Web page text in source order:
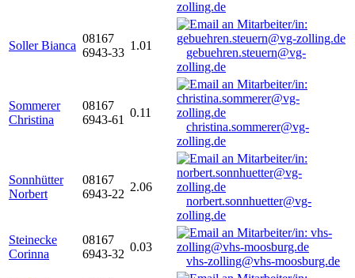
zolling.de
Soller Bianca
08167
6943-33
1.01
gebuehren.steuern@vg-
zolling.de
Sommerer
Christina
08167
6943-61
0.11
christina.sommerer@vg-
zolling.de
Sonnhütter
Norbert
08167
6943-22
2.06
norbert.sonnhuetter@vg-
zolling.de
Steinecke
Corinna
08167
6943-32
0.03
vhs-zolling@vhs-moosburg.de